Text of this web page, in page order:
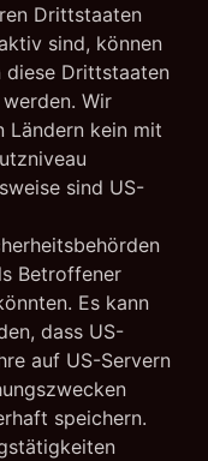
Drittstaaten
sind, können
diese Drittstaaten
Wir
Ländern kein mit
sind US-
Betroffener
Es kann
dass US-
auf US-Servern
speichern.